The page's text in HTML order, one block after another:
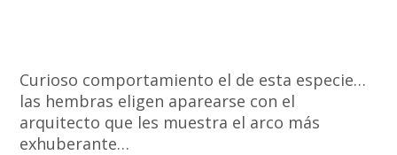
Curioso comportamiento el de esta especie…
las hembras eligen aparearse con el
arquitecto que les muestra el arco más
exhuberante…